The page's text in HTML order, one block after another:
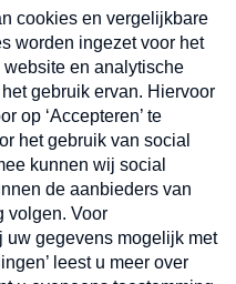
Verzend